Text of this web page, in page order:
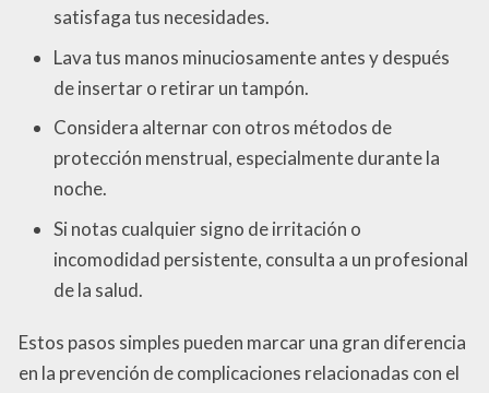
satisfaga tus necesidades.
Lava tus manos minuciosamente antes y después
de insertar o retirar un tampón.
Considera alternar con otros métodos de
protección menstrual, especialmente durante la
noche.
Si notas cualquier signo de irritación o
incomodidad persistente, consulta a un profesional
de la salud.
Estos pasos simples pueden marcar una gran diferencia
en la prevención de complicaciones relacionadas con el